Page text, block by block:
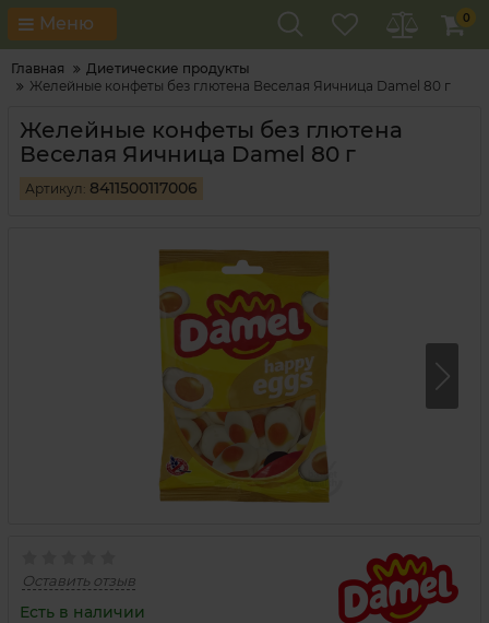
Меню 0
Главная
Диетические продукты
Желейные конфеты без глютена Веселая Яичница Damel 80 г
Желейные конфеты без глютена
Веселая Яичница Damel 80 г
Артикул: 8411500117006
Оставить отзыв
Есть в наличии